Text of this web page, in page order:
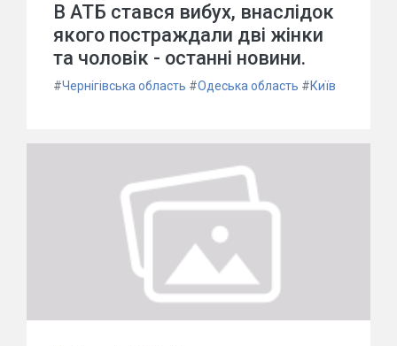
В АТБ стався вибух, внаслідок
якого постраждали дві жінки
та чоловік - останні новини.
#Чернігівська область #Одеська область #Київ